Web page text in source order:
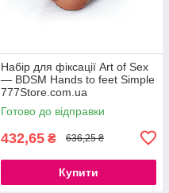
Набір для фіксації Art of Sex
— BDSM Hands to feet Simple
777Store.com.ua
Готово до відправки
432,65 ₴ 636,25 ₴
Купити